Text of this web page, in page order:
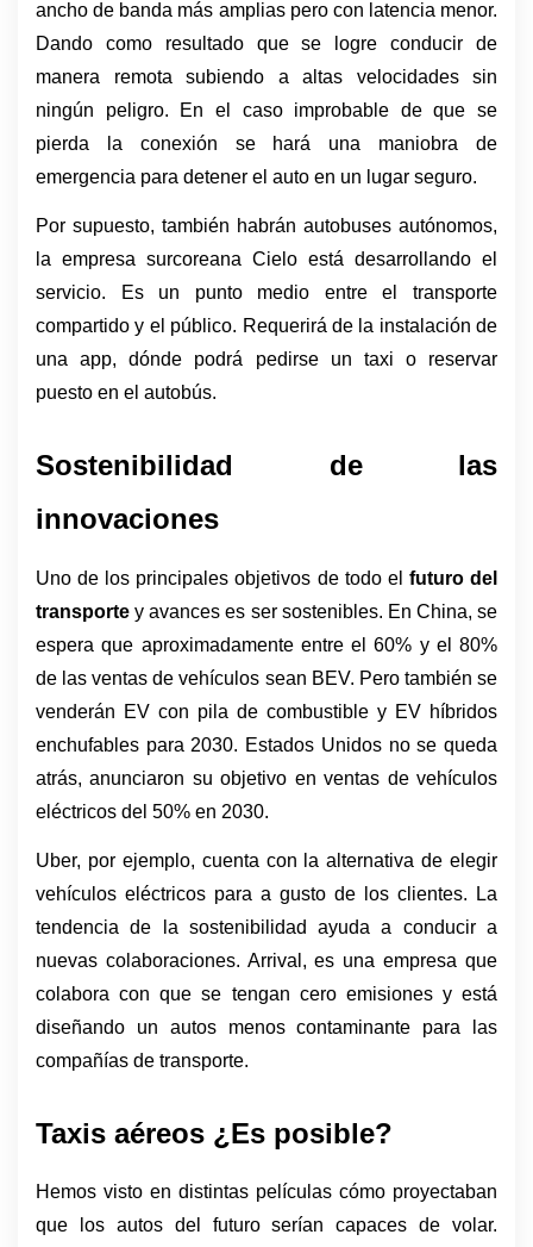
ancho de banda más amplias pero con latencia menor.
Dando como resultado que se logre conducir de
manera remota subiendo a altas velocidades sin
ningún peligro. En el caso improbable de que se
pierda la conexión se hará una maniobra de
emergencia para detener el auto en un lugar seguro.
Por supuesto, también habrán autobuses autónomos,
la empresa surcoreana Cielo está desarrollando el
servicio. Es un punto medio entre el transporte
compartido y el público. Requerirá de la instalación de
una app, dónde podrá pedirse un taxi o reservar
puesto en el autobús.
Sostenibilidad de las
innovaciones
Uno de los principales objetivos de todo el futuro del
transporte y avances es ser sostenibles. En China, se
espera que aproximadamente entre el 60% y el 80%
de las ventas de vehículos sean BEV. Pero también se
venderán EV con pila de combustible y EV híbridos
enchufables para 2030. Estados Unidos no se queda
atrás, anunciaron su objetivo en ventas de vehículos
eléctricos del 50% en 2030.
Uber, por ejemplo, cuenta con la alternativa de elegir
vehículos eléctricos para a gusto de los clientes. La
tendencia de la sostenibilidad ayuda a conducir a
nuevas colaboraciones. Arrival, es una empresa que
colabora con que se tengan cero emisiones y está
diseñando un autos menos contaminante para las
compañías de transporte.
Taxis aéreos ¿Es posible?
Hemos visto en distintas películas cómo proyectaban
que los autos del futuro serían capaces de volar.